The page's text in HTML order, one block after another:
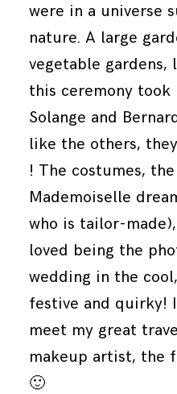
were in a universe
nature. A large
vegetable gardens,
this ceremony took
Solange and
like the others,
! The costumes,
Mademoiselle
who is tailor-
loved being the
wedding in the
festive and quirky!
meet my great
makeup artist, the
🙂